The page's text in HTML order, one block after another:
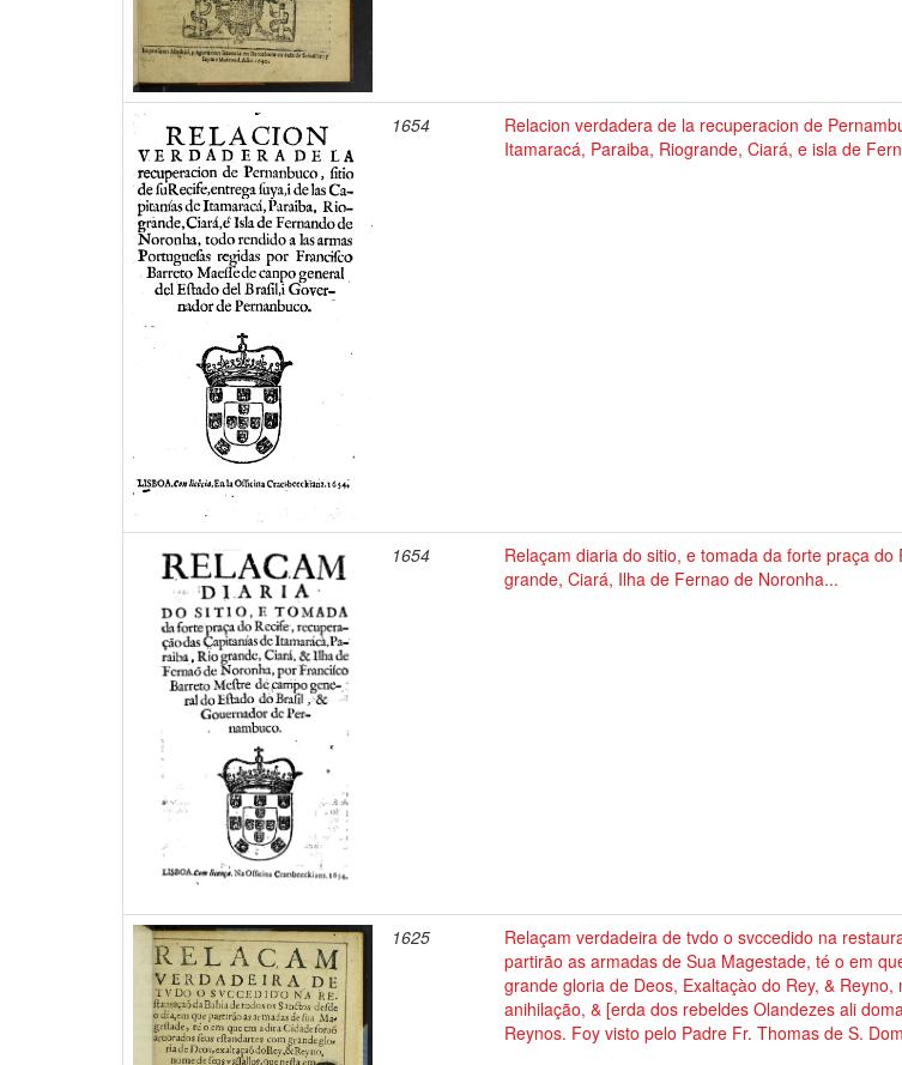
1654
Relacion verdadera de la recuperacion de
Itamaracá, Paraiba, Riogrande, Ciará, e isla de
1654
Relaçam diaria do sitio, e tomada da forte praça
grande, Ciará, Ilha de Fernao de Noronha...
1625
Relaçam verdadeira de tvdo o svccedido na
partirão as armadas de Sua Magestade, té o em
grande gloria de Deos, Exaltaçào do Rey, &
anihilação, & [erda dos rebeldes Olandezes ali
Reynos. Foy visto pelo Padre Fr. Thomas de S.